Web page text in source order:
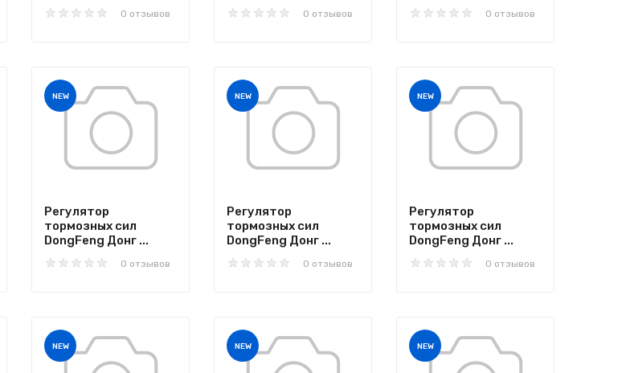
0 отзывов 0 отзывов 0 отзывов
NEW
Регулятор
тормозных сил
DongFeng Донг ...
0 отзывов
NEW
Регулятор
тормозных сил
DongFeng Донг ...
0 отзывов
NEW
Регулятор
тормозных сил
DongFeng Донг ...
0 отзывов
NEW NEW NEW